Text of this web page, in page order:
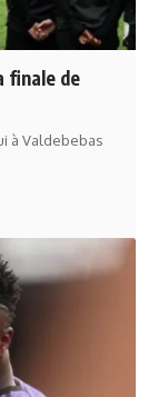
finale de
à Valdebebas